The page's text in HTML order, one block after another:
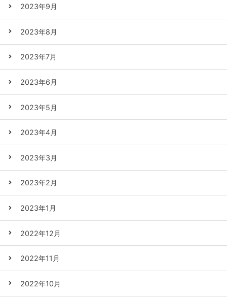
2023年9月
2023年8月
2023年7月
2023年6月
2023年5月
2023年4月
2023年3月
2023年2月
2023年1月
2022年12月
2022年11月
2022年10月